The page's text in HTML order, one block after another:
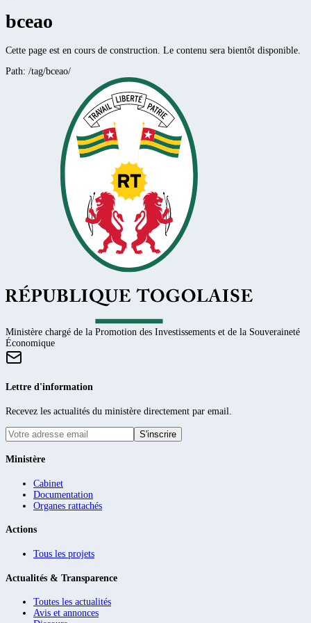
bceao
Cette page est en cours de construction. Le contenu sera bientôt disponible.
Path: /tag/bceao/
Ministère chargé de la Promotion des Investissements et de la Souveraineté
Économique
Lettre d'information
Recevez les actualités du ministère directement par email.
S'inscrire
Ministère
Cabinet
Documentation
Organes rattachés
Actions
Tous les projets
Actualités & Transparence
Toutes les actualités
Avis et annonces